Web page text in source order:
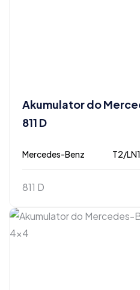
Akumulator do
811 D
Mercedes-Benz T2/LN1
811 D